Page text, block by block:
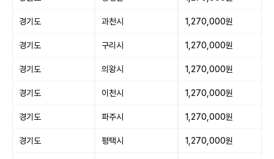
경기도 과천시 1,270,000원
경기도 구리시 1,270,000원
경기도 의왕시 1,270,000원
경기도 이천시 1,270,000원
경기도 파주시 1,270,000원
경기도 평택시 1,270,000원